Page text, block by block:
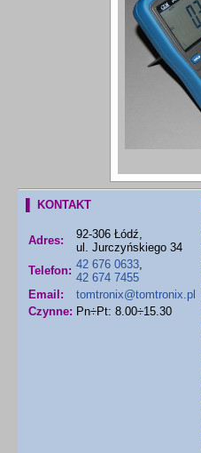
▌ KONTAKT
Adres:
92-306 Łódź,
ul. Jurczyńskiego 34
Telefon: 42 676 0633,
42 674 7455
Email:
tomtronix@tomtronix.pl
Czynne: Pn÷Pt: 8.00÷15.30